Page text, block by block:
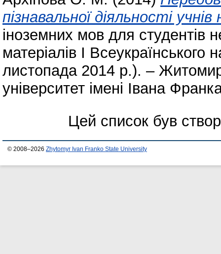
пізнавальної діяльності учнів
іноземних мов для студентів
матеріалів І Всеукраїнського
листопада 2014 р.). –
університет імені Івана
Цей список був
© 2008–2026 Zhytomyr Ivan Franko State University